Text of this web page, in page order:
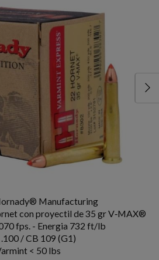
Manufacturing
con proyectil de 35 gr V‑MAX®
fps. - Energia 732 ft/lb
.100 / CB 109 (G1)
< 50 lbs